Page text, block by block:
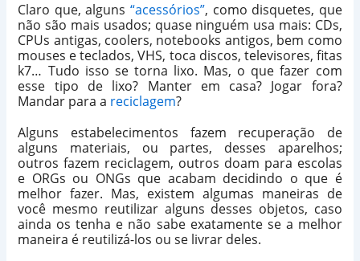
Claro que, alguns “acessórios”, como disquetes, que
não são mais usados; quase ninguém usa mais: CDs,
CPUs antigas, coolers, notebooks antigos, bem como
mouses e teclados, VHS, toca discos, televisores, fitas
k7… Tudo isso se torna lixo. Mas, o que fazer com
esse tipo de lixo? Manter em casa? Jogar fora?
Mandar para a reciclagem?
Alguns estabelecimentos fazem recuperação de
alguns materiais, ou partes, desses aparelhos;
outros fazem reciclagem, outros doam para escolas
e ORGs ou ONGs que acabam decidindo o que é
melhor fazer. Mas, existem algumas maneiras de
você mesmo reutilizar alguns desses objetos, caso
ainda os tenha e não sabe exatamente se a melhor
maneira é reutilizá-los ou se livrar deles.